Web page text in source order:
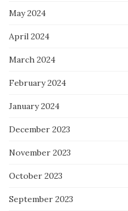
May 2024
April 2024
March 2024
February 2024
January 2024
December 2023
November 2023
October 2023
September 2023